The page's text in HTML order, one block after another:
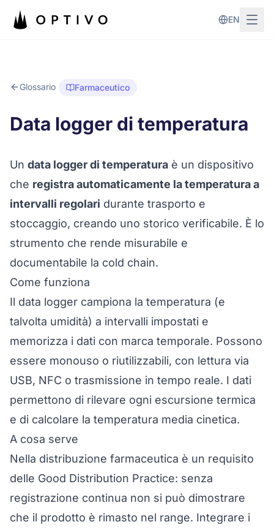
EN
Glossario Farmaceutico
Data logger di temperatura
Un data logger di temperatura è un dispositivo
che registra automaticamente la temperatura a
intervalli regolari durante trasporto e
stoccaggio, creando uno storico verificabile. È lo
strumento che rende misurabile e
documentabile la cold chain.
Come funziona
Il data logger campiona la temperatura (e
talvolta umidità) a intervalli impostati e
memorizza i dati con marca temporale. Possono
essere monouso o riutilizzabili, con lettura via
USB, NFC o trasmissione in tempo reale. I dati
permettono di rilevare ogni escursione termica
e di calcolare la temperatura media cinetica.
A cosa serve
Nella distribuzione farmaceutica è un requisito
delle Good Distribution Practice: senza
registrazione continua non si può dimostrare
che il prodotto è rimasto nel range. Integrare i